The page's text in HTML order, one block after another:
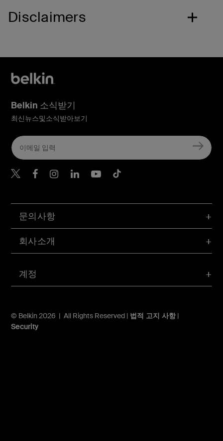
Disclaimers
계정
문의사항
회사소개
© Belkin 2026 | All Rights Reserved | 법적 고지 사항|
Security
Belkin 소식받기
최신뉴스및소식받아보기
Belkin Twitter